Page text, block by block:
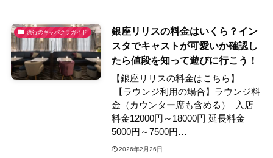
流行のキャバクラガイド
銀座リリスの料金はいくら？イン
スタでキャストが可愛いか確認し
たら値段を知って遊びに行こう！
【銀座リリスの料金はこちら】
【ラウンジ利用の場合】ラウンジ料
金（カウンター席も含める） 入店
料金12000円～18000円 延長料金
5000円～7500円…
2026年2月26日